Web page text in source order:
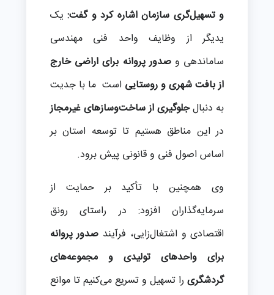
و تسهیل‌گری سازمان اشاره کرد و گفت:یک
یدیگر از وظایف واحد فنی مهندسی
ساماندهی وصدور پروانه برای اراضی خارج
از بافت شهری و روستایی است ما با جدیت
به دنبالجلوگیری از ساخت‌وسازهای غیرمجاز
در این مناطق هستیم تا توسعه استان بر
اساس اصول فنی و قانونی پیش برود.
وی همچنین با تأکید بر حمایت از
سرمایه‌گذاران افزود: در راستای رونق
اقتصادی و اشتغال‌زایی، فرآیند صدور پروانه
برای واحدهای تولیدی و مجموعه‌های
گردشگریرا تسهیل و تسریع می‌کنیم تا موانع